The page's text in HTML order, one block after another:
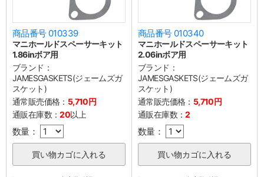
商品番号 010339
マニホールドスペーサーキット
1.86inボア用
ブランド：
JAMESGASKETS(ジェームズガ
スケット)
通常販売価格： 5,710円
通販在庫数：20以上
数量：
商品番号 010340
マニホールドスペーサーキット
2.06inボア用
ブランド：
JAMESGASKETS(ジェームズガ
スケット)
通常販売価格： 5,710円
通販在庫数：2
数量：